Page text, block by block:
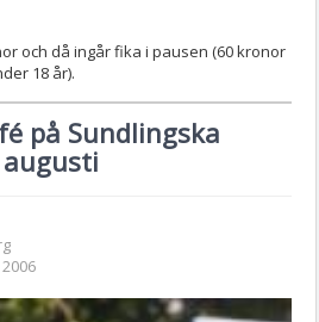
och då ingår fika i pausen (60 kronor
18 år).
på Sundlingska